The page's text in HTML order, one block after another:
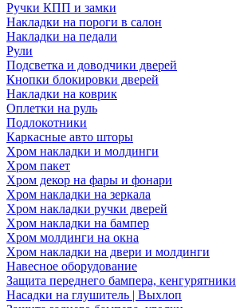
Ручки КПП и замки
Накладки на пороги в салон
Накладки на педали
Рули
Подсветка и доводчики дверей
Кнопки блокировки дверей
Накладки на коврик
Оплетки на руль
Подлокотники
Каркасные авто шторы
Хром накладки и молдинги
Хром пакет
Хром декор на фары и фонари
Хром накладки на зеркала
Хром накладки ручки дверей
Хром накладки на бампер
Хром молдинги на окна
Хром накладки на двери и молдинги
Навесное оборудование
Защита переднего бампера, кенгурятники
Насадки на глушитель | Выхлоп